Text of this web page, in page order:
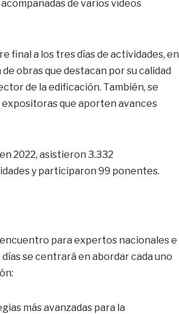
de varios vídeos
final a los tres días de actividades, en
obras que destacan por su calidad
de la edificación. También, se
que aporten avances
2022, asistieron 3.332
y participaron 99 ponentes.
para expertos nacionales e
se centrará en abordar cada uno
más avanzadas para la